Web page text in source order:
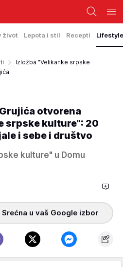
život Lepota i stil Recepti Lifestyle
Izložba "Velikanke srpske
otvorena
srpske kulture": 20
i sebe i društvo
kulture" u Domu
u vaš Google izbor